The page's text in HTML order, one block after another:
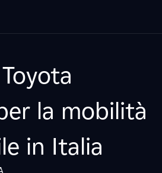
la mobilità
in Italia